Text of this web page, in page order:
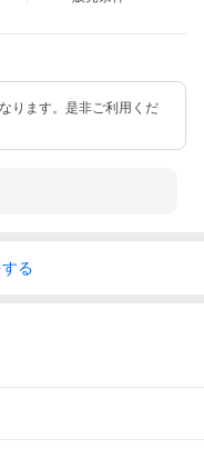
ります。是非ご利用くだ
る